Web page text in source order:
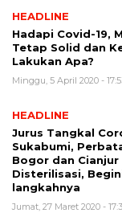
HEADLINE
Hadapi Covid-19,
Tetap Solid dan
Lakukan Apa?
Minggu, 5 April 2020 -
HEADLINE
Jurus Tangkal
Sukabumi,
Bogor dan Cianjur
Disterilisasi,
langkahnya
Jumat, 27 Maret 2020 -